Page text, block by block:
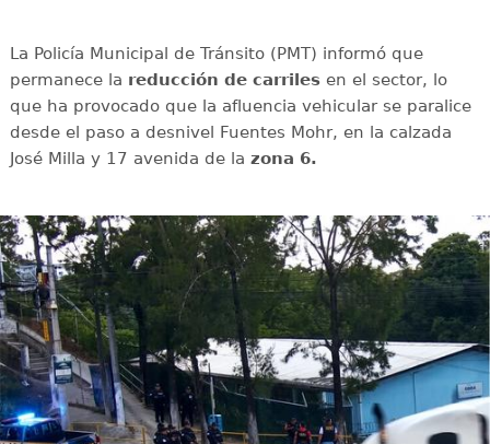
La Policía Municipal de Tránsito (PMT) informó que
permanece la reducción de carrilesen el sector, lo
que ha provocado que la afluencia vehicular se paralice
desde el paso a desnivel Fuentes Mohr, en la calzada
José Milla y 17 avenida de la zona 6.